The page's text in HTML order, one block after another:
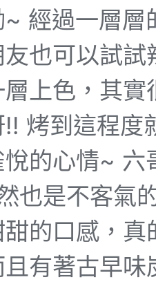
經過一層
也可以試
上色，其
烤到這程度
的心情~
也是不客氣
的口感，
有著古早